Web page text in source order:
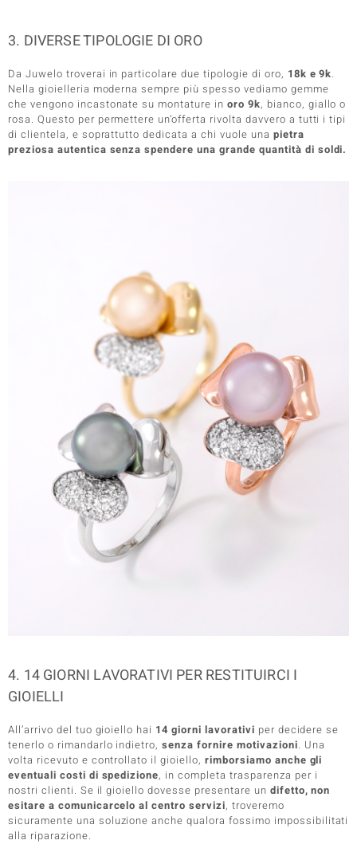
3. DIVERSE TIPOLOGIE DI ORO
Da Juwelo troverai in particolare due tipologie di oro, 18k e 9k.
Nella gioielleria moderna sempre più spesso vediamo gemme
che vengono incastonate su montature inoro 9k, bianco, giallo o
rosa. Questo per permettere un’offerta rivolta davvero a tutti i tipi
di clientela, e soprattutto dedicata a chi vuole una pietra
preziosa autentica senza spendere una grande quantità di soldi.
4. 14 GIORNI LAVORATIVI PER RESTITUIRCI I
GIOIELLI
All’arrivo del tuo gioiello hai 14 giorni lavorativi per decidere se
tenerlo o rimandarlo indietro,senza fornire motivazioni. Una
volta ricevuto e controllato il gioiello, rimborsiamo anche gli
eventuali costi di spedizione, in completa trasparenza per i
nostri clienti. Se il gioiello dovesse presentare un difetto, non
esitare a comunicarcelo al centro servizi, troveremo
sicuramente una soluzione anche qualora fossimo impossibilitati
alla riparazione.